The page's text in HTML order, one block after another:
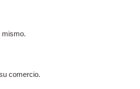
mismo.
comercio.